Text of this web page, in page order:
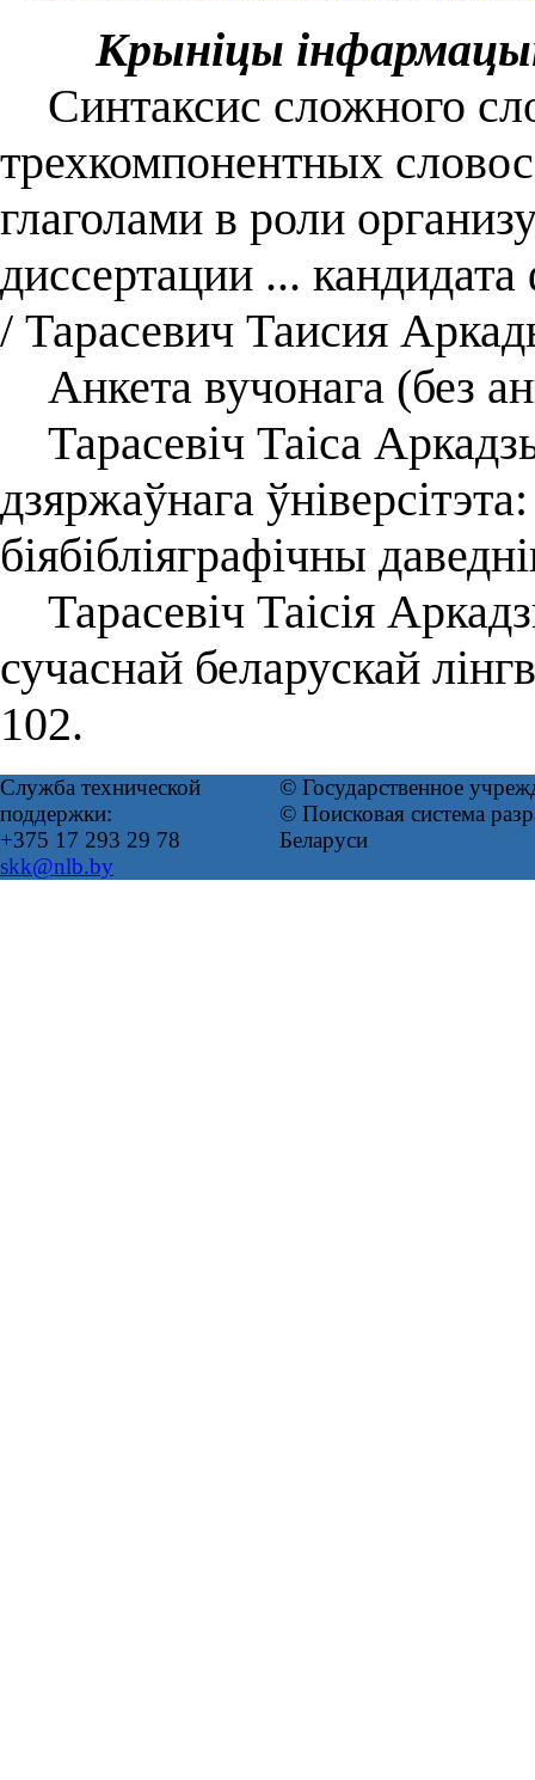
Крыніцы
Синтаксис сложного
трехкомпонентных
глаголами в роли
диссертации ...
/ Тарасевич Таисия
Анкета вучонага (без
Тарасевіч Таіса
дзяржаўнага
біябібліяграфічны
Тарасевіч Таісія
сучаснай беларускай
102.
Служба технической
поддержки:
+375 17 293 29 78
skk@nlb.by
© Государственное
© Поисковая система
Беларуси